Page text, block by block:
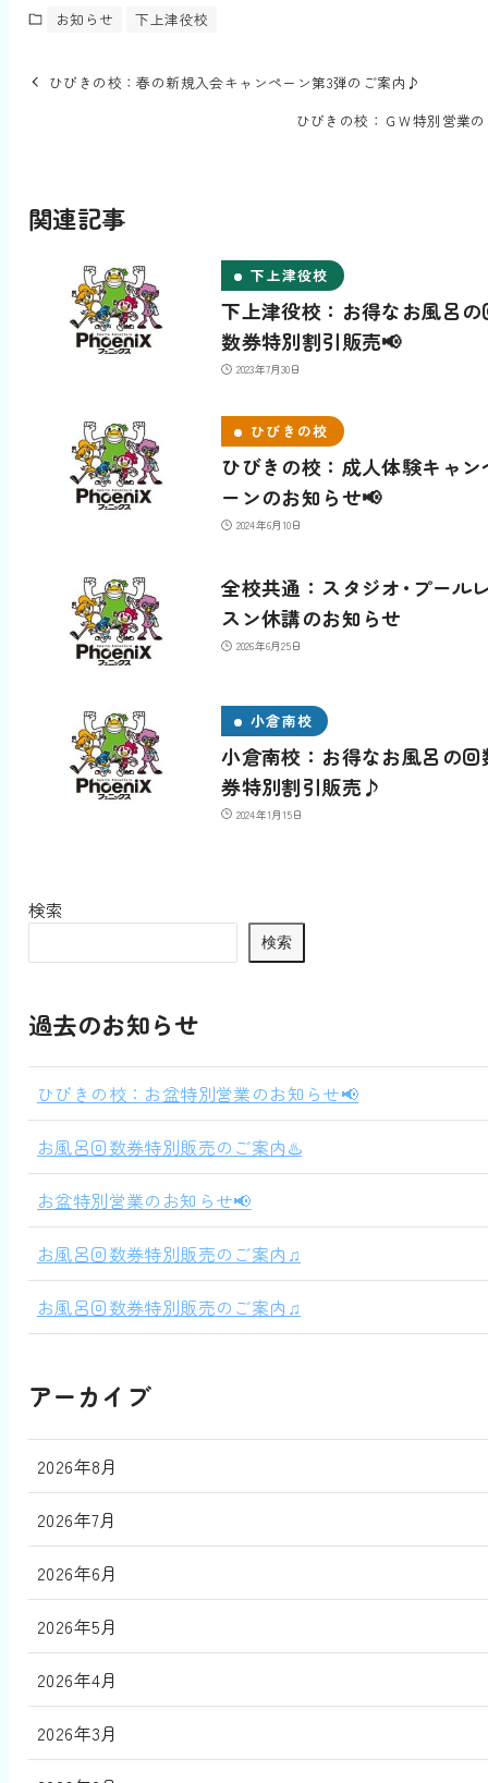
お知らせ 下上津役校
ひびきの校：春の新規入会キャンペーン第3弾のご案内♪
ひびきの校：ＧＷ特別営業
関連記事
下上津役校
下上津役校：お得なお風呂の
数券特別割引販売📢
2023年7月30日
ひびきの校
ひびきの校：成人体験キャン
ーンのお知らせ📢
2024年6月10日
全校共通：スタジオ･プール
スン休講のお知らせ
2026年6月25日
小倉南校
小倉南校：お得なお風呂の回
券特別割引販売♪
2024年1月15日
検索
検索
過去のお知らせ
ひびきの校：お盆特別営業のお知らせ📢
お風呂回数券特別販売のご案内♨️
お盆特別営業のお知らせ📢
お風呂回数券特別販売のご案内♫
お風呂回数券特別販売のご案内♫
アーカイブ
2026年8月
2026年7月
2026年6月
2026年5月
2026年4月
2026年3月